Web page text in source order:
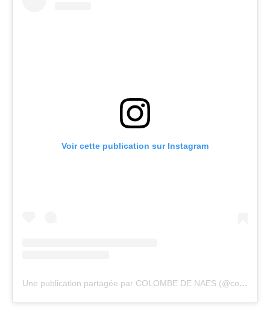
Voir cette publication sur Instagram
Une publication partagée par COLOMBE DE NAES (@colombedenaes)